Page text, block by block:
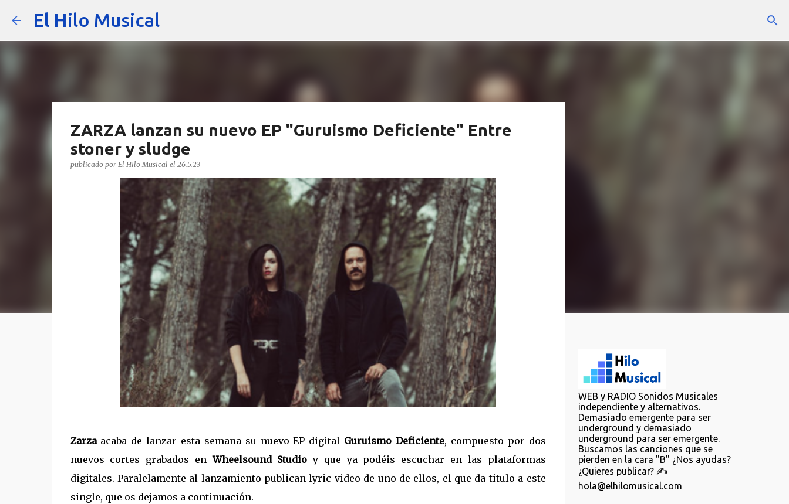
El Hilo Musical
ZARZA lanzan su nuevo EP "Guruismo Deficiente" Entre
stoner y sludge
publicado por El Hilo Musical el 26.5.23
Zarza acaba de lanzar esta semana su nuevo EP digital Guruismo Deficiente, compuesto por dos
nuevos cortes grabados enWheelsound Studio y que ya podéis escuchar en las plataformas
digitales. Paralelamente al lanzamiento publican lyric video de uno de ellos, el que da titulo a este
single, que os dejamos a continuación.
WEB y RADIO Sonidos Musicales
independiente y alternativos.
Demasiado emergente para ser
underground y demasiado
underground para ser emergente.
Buscamos las canciones que se
pierden en la cara "B" ¿Nos ayudas?
¿Quieres publicar? ✍️
hola@elhilomusical.com